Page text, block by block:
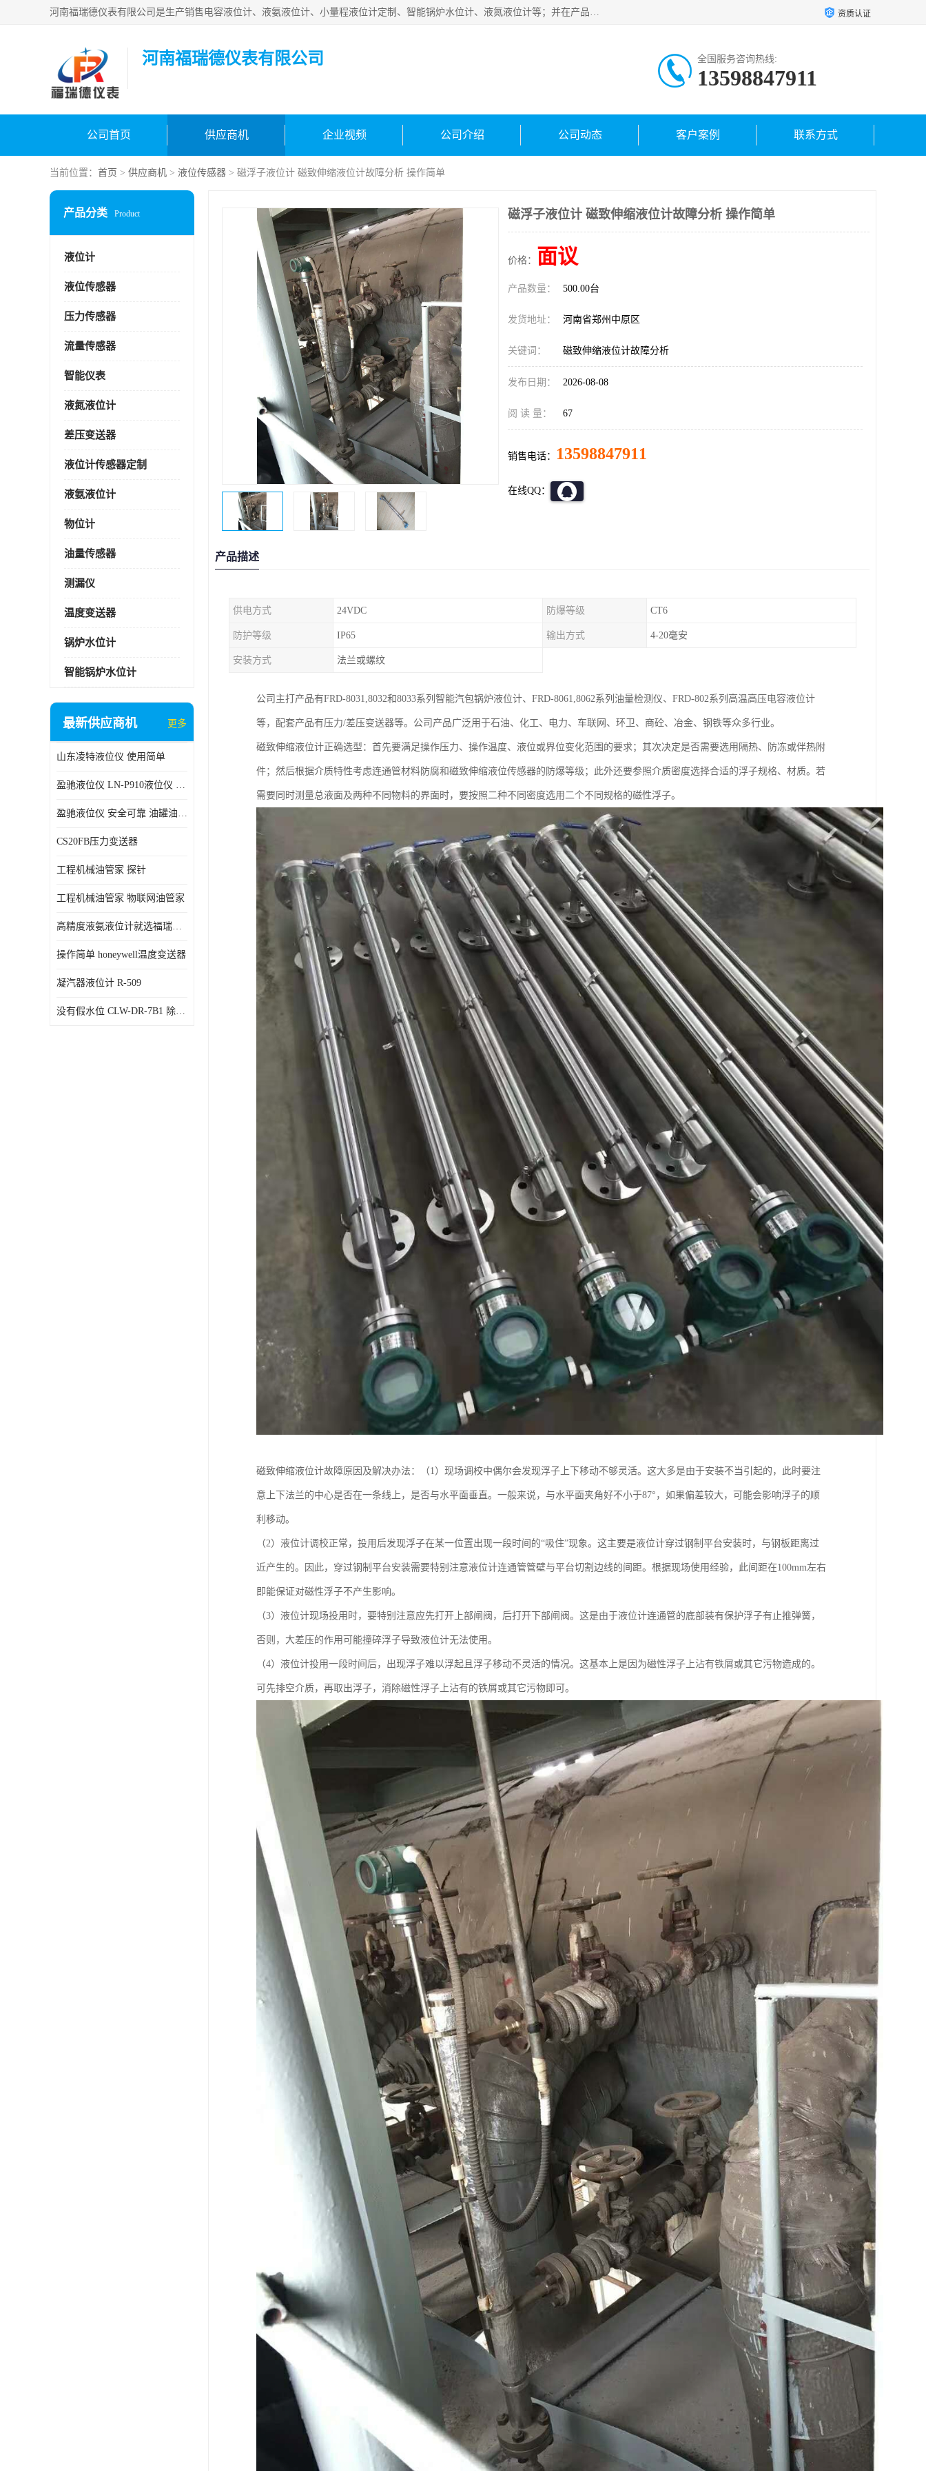
河南福瑞德仪表有限公司是生产销售电容液位计、液氨液位计、小量程液位计定制、智能锅炉水位计、液氮液位计等；并在产品开发、研制的过程中，吸取国内外仪器仪表的技术精华，建立了一支高、精、尖的科研开发队伍，使产品性能不断升级。 资质认证
河南福瑞德仪表有限公司 全国服务咨询热线:
13598847911
公司首页 供应商机 企业视频 公司介绍 公司动态 客户案例 联系方式
当前位置： 首页 > 供应商机 > 液位传感器 > 磁浮子液位计 磁致伸缩液位计故障分析 操作简单
产品分类 Product
液位计
液位传感器
压力传感器
流量传感器
智能仪表
液氮液位计
差压变送器
液位计传感器定制
液氨液位计
物位计
油量传感器
测漏仪
温度变送器
锅炉水位计
智能锅炉水位计
最新供应商机 更多
山东凌特液位仪 使用简单
盈驰液位仪 LN-P910液位仪 安全可靠
盈驰液位仪 安全可靠 油罐油位检测
CS20FB压力变送器
工程机械油管家 探针
工程机械油管家 物联网油管家
高精度液氨液位计就选福瑞德仪表
操作简单 honeywell温度变送器
凝汽器液位计 R-509
没有假水位 CLW-DR-7B1 除氧器水位测量
磁浮子液位计 磁致伸缩液位计故障分析 操作简单
价格： 面议
产品数量： 500.00台
发货地址： 河南省郑州中原区
关键词： 磁致伸缩液位计故障分析
发布日期： 2026-08-08
阅 读 量： 67
销售电话： 13598847911
在线QQ：
产品描述
供电方式 24VDC 防爆等级 CT6
防护等级 IP65 输出方式 4-20毫安
安装方式 法兰或螺纹
公司主打产品有FRD-8031,8032和8033系列智能汽包锅炉液位计、FRD-8061,8062系列油量检测仪、FRD-802系列高温高压电容液位计
等，配套产品有压力/差压变送器等。公司产品广泛用于石油、化工、电力、车联网、环卫、商砼、冶金、钢铁等众多行业。
磁致伸缩液位计正确选型：首先要满足操作压力、操作温度、液位或界位变化范围的要求；其次决定是否需要选用隔热、防冻或伴热附
件；然后根据介质特性考虑连通管材料防腐和磁致伸缩液位传感器的防爆等级；此外还要参照介质密度选择合适的浮子规格、材质。若
需要同时测量总液面及两种不同物料的界面时，要按照二种不同密度选用二个不同规格的磁性浮子。
磁致伸缩液位计故障原因及解决办法：（1）现场调校中偶尔会发现浮子上下移动不够灵活。这大多是由于安装不当引起的，此时要注
意上下法兰的中心是否在一条线上，是否与水平面垂直。一般来说，与水平面夹角好不小于87°，如果偏差较大，可能会影响浮子的顺
利移动。
（2）液位计调校正常，投用后发现浮子在某一位置出现一段时间的“吸住”现象。这主要是液位计穿过钢制平台安装时，与钢板距离过
近产生的。因此，穿过钢制平台安装需要特别注意液位计连通管管壁与平台切割边线的间距。根据现场使用经验，此间距在100mm左右
即能保证对磁性浮子不产生影响。
（3）液位计现场投用时，要特别注意应先打开上部闸阀，后打开下部闸阀。这是由于液位计连通管的底部装有保护浮子有止推弹簧，
否则，大差压的作用可能撞碎浮子导致液位计无法使用。
（4）液位计投用一段时间后，出现浮子难以浮起且浮子移动不灵活的情况。这基本上是因为磁性浮子上沾有铁屑或其它污物造成的。
可先排空介质，再取出浮子，消除磁性浮子上沾有的铁屑或其它污物即可。